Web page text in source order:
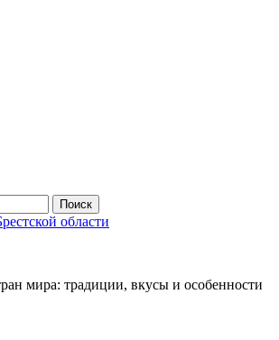
области
мира: традиции, вкусы и особенности